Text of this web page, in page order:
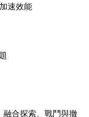
速效能
融合探索、戰鬥與撤